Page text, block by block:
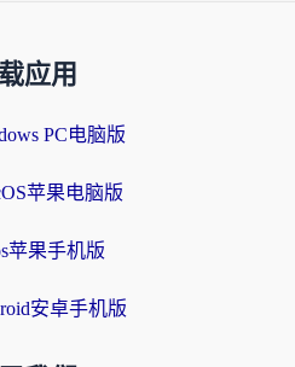
载应用
PC电脑版
苹果电脑版
苹果手机版
安卓手机版